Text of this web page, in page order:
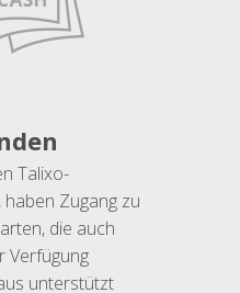
Talixo-
Zugang zu
die auch
Verfügung
unterstützt